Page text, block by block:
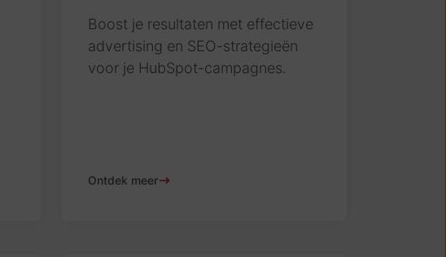
Boost je resultaten met effectieve
advertising en SEO-strategieën
voor je HubSpot-campagnes.
Ontdek meer